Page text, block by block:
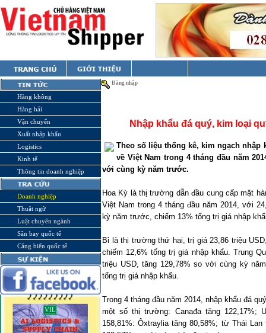
Hàng không
Hàng hải
Vận chuyển
Xuất nhập khẩu
Logistics
Kinh tế
Thông tin doanh nghiệp
Doanh nghiệp
Thuật ngữ
Luật chuyên ngành
Sân bay quốc tế
Cảng biển quốc tế
Đăng nhập
Nhập khẩu đá quý, kim loại
Theo số liệu thống kê, kim ngạch nhập
về Việt Nam trong 4 tháng đầu năm
với cùng kỳ năm trước.
Hoa Kỳ là thị trường dẫn đầu cung cấp mặt
Việt Nam trong 4 tháng đầu năm 2014, với
kỳ năm trước, chiếm 13% tổng trị giá nhập
Bỉ là thị trường thứ hai, trị giá 23,86 triệu
chiếm 12,6% tổng trị giá nhập khẩu. Trung
triệu USD, tăng 129,78% so với cùng kỳ
tổng trị giá nhập khẩu.
Trong 4 tháng đầu năm 2014, nhập khẩu đá
một số thị trường: Canađa tăng 122,17%;
158,81%: Ôxtraylia tăng 80,58%; từ Thái